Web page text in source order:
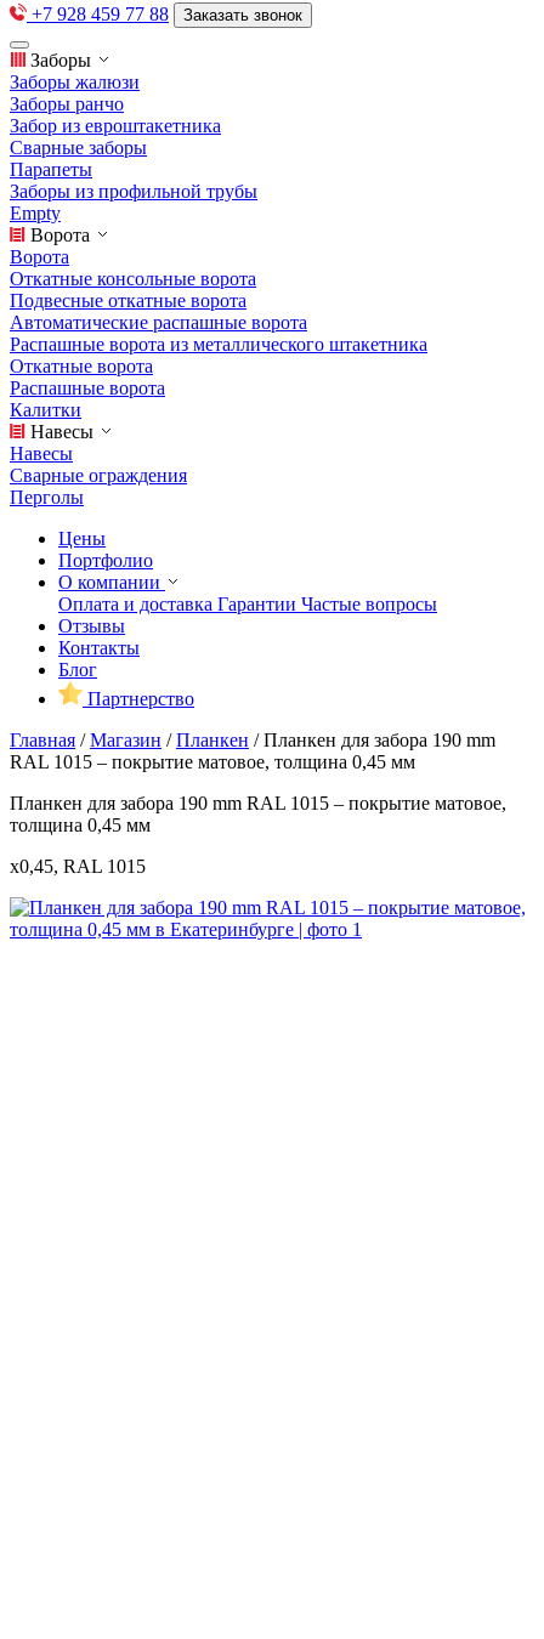
+7 928 459 77 88 Заказать звонок
Заборы
Заборы жалюзи
Заборы ранчо
Забор из евроштакетника
Сварные заборы
Парапеты
Заборы из профильной трубы
Empty
Ворота
Ворота
Откатные консольные ворота
Подвесные откатные ворота
Автоматические распашные ворота
Распашные ворота из металлического штакетника
Откатные ворота
Распашные ворота
Калитки
Навесы
Навесы
Сварные ограждения
Перголы
Цены
Портфолио
О компании
Оплата и доставка Гарантии Частые вопросы
Отзывы
Контакты
Блог
Партнерство
Главная /Магазин /Планкен /Планкен для забора 190 mm
RAL 1015 – покрытие матовое, толщина 0,45 мм
Планкен для забора 190 mm RAL 1015 – покрытие матовое,
толщина 0,45 мм
x0,45, RAL 1015